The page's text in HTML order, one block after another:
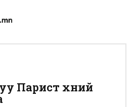
Парист хүний